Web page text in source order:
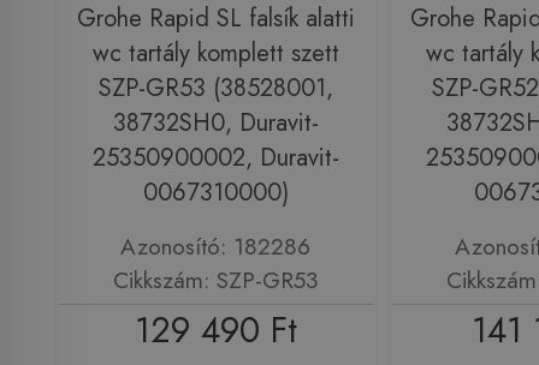
Grohe Rapid SL falsík alatti
wc tartály komplett szett
SZP-GR53 (38528001,
38732SH0, Duravit-
25350900002, Duravit-
0067310000)
Azonosító: 182286
Cikkszám: SZP-GR53
129 490 Ft
Grohe
wc tartály
SZP-
141